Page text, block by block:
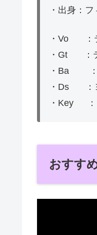
・出身：
・Vo ：
・Gt ：テ
・Ba ：
・Ds ：
・Key ：
おすす